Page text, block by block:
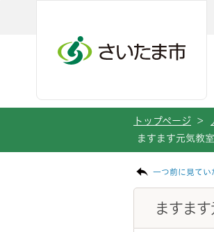
トップページ >
ますます元気教
一つ前に見てい
ますま